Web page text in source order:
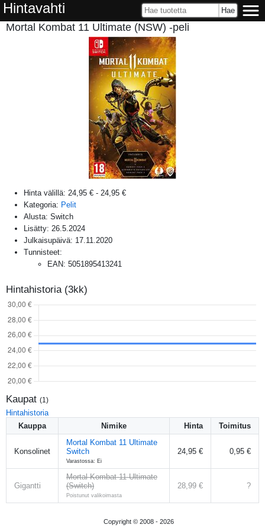
Hintavahti
Mortal Kombat 11 Ultimate (NSW) -peli
Hinta välillä: 24,95 € - 24,95 €
Kategoria: Pelit
Alusta: Switch
Lisätty: 26.5.2024
Julkaisupäivä: 17.11.2020
Tunnisteet:
EAN: 5051895413241
Hintahistoria (3kk)
Kaupat (1 )
Hintahistoria
Kauppa
Nimike Hinta Toimitus
Konsolinet
Mortal Kombat 11 Ultimate
Switch
Varastossa: Ei
24,95 € 0,95 €
Gigantti
Mortal Kombat 11 Ultimate
(Switch)
Poistunut valikoimasta
28,99 € ?
Copyright © 2008 - 2026